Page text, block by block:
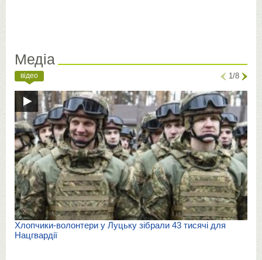
Медіа
відео 1/8
Хлопчики-волонтери у Луцьку зібрали 43 тисячі для
Нацгвардії